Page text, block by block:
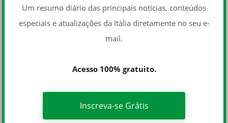
Um resumo diário das principais notícias, conteúdos
especiais e atualizações da Itália diretamente no seu e-
mail.
Acesso 100% gratuito.
Inscreva-se Grátis